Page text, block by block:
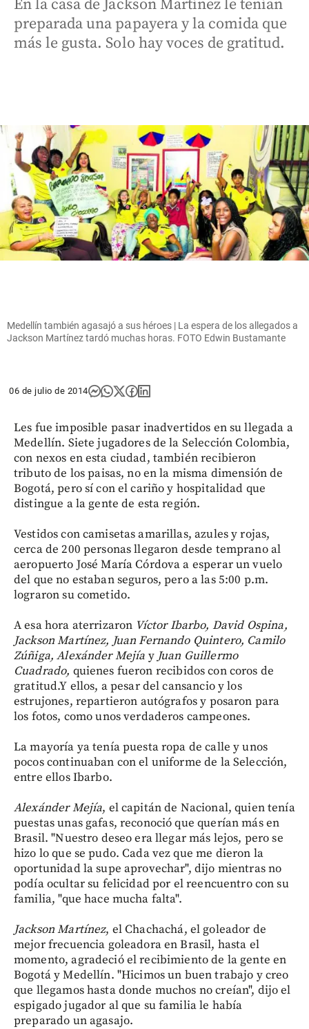
En la casa de Jackson Martínez le tenían
preparada una papayera y la comida que
más le gusta. Solo hay voces de gratitud.
Medellín también agasajó a sus héroes | La espera de los allegados a
Jackson Martínez tardó muchas horas. FOTO Edwin Bustamante
06 de julio de 2014
Les fue imposible pasar inadvertidos en su llegada a
Medellín. Siete jugadores de la Selección Colombia,
con nexos en esta ciudad, también recibieron
tributo de los paisas, no en la misma dimensión de
Bogotá, pero sí con el cariño y hospitalidad que
distingue a la gente de esta región.
Vestidos con camisetas amarillas, azules y rojas,
cerca de 200 personas llegaron desde temprano al
aeropuerto José María Córdova a esperar un vuelo
del que no estaban seguros, pero a las 5:00 p.m.
lograron su cometido.
A esa hora aterrizaron Víctor Ibarbo, David Ospina,
Jackson Martínez, Juan Fernando Quintero, Camilo
Zúñiga, Alexánder Mejía yJuan Guillermo
Cuadrado, quienes fueron recibidos con coros de
gratitud.Y ellos, a pesar del cansancio y los
estrujones, repartieron autógrafos y posaron para
los fotos, como unos verdaderos campeones.
La mayoría ya tenía puesta ropa de calle y unos
pocos continuaban con el uniforme de la Selección,
entre ellos Ibarbo.
Alexánder Mejía, el capitán de Nacional, quien tenía
puestas unas gafas, reconoció que querían más en
Brasil. "Nuestro deseo era llegar más lejos, pero se
hizo lo que se pudo. Cada vez que me dieron la
oportunidad la supe aprovechar", dijo mientras no
podía ocultar su felicidad por el reencuentro con su
familia, "que hace mucha falta".
Jackson Martínez, el Chachachá, el goleador de
mejor frecuencia goleadora en Brasil, hasta el
momento, agradeció el recibimiento de la gente en
Bogotá y Medellín. "Hicimos un buen trabajo y creo
que llegamos hasta donde muchos no creían", dijo el
espigado jugador al que su familia le había
preparado un agasajo.